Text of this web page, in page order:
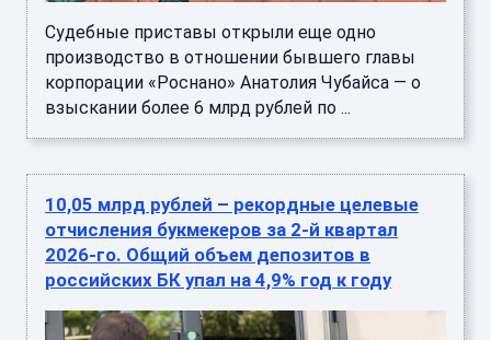
Судебные приставы открыли еще одно
производство в отношении бывшего главы
корпорации «Роснано» Анатолия Чубайса — о
взыскании более 6 млрд рублей по ...
10,05 млрд рублей – рекордные целевые
отчисления букмекеров за 2-й квартал
2026-го. Общий объем депозитов в
российских БК упал на 4,9% год к году